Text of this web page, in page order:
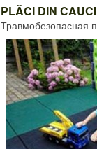
PLĂCI DIN
Травмобезопасная